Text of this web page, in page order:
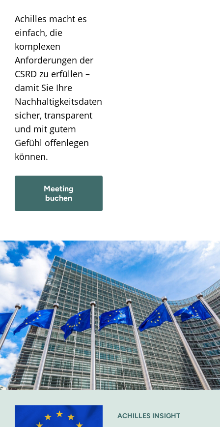
Achilles macht es
einfach, die
komplexen
Anforderungen der
CSRD zu erfüllen –
damit Sie Ihre
Nachhaltigkeitsdaten
sicher, transparent
und mit gutem
Gefühl offenlegen
können.
Meeting
buchen
ACHILLES INSIGHT